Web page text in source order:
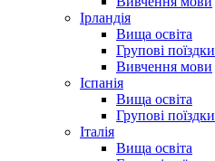
Ірландія
Вища освіта
Групові поїздки
Вивчення мови
Іспанія
Вища освіта
Групові поїздки
Італія
Вища освіта